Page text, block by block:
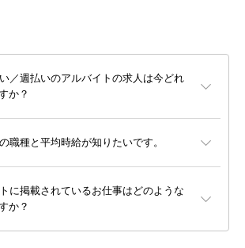
／週払いのアルバイトの求人は今どれ
か？
職種と平均時給が知りたいです。
に掲載されているお仕事はどのような
か？